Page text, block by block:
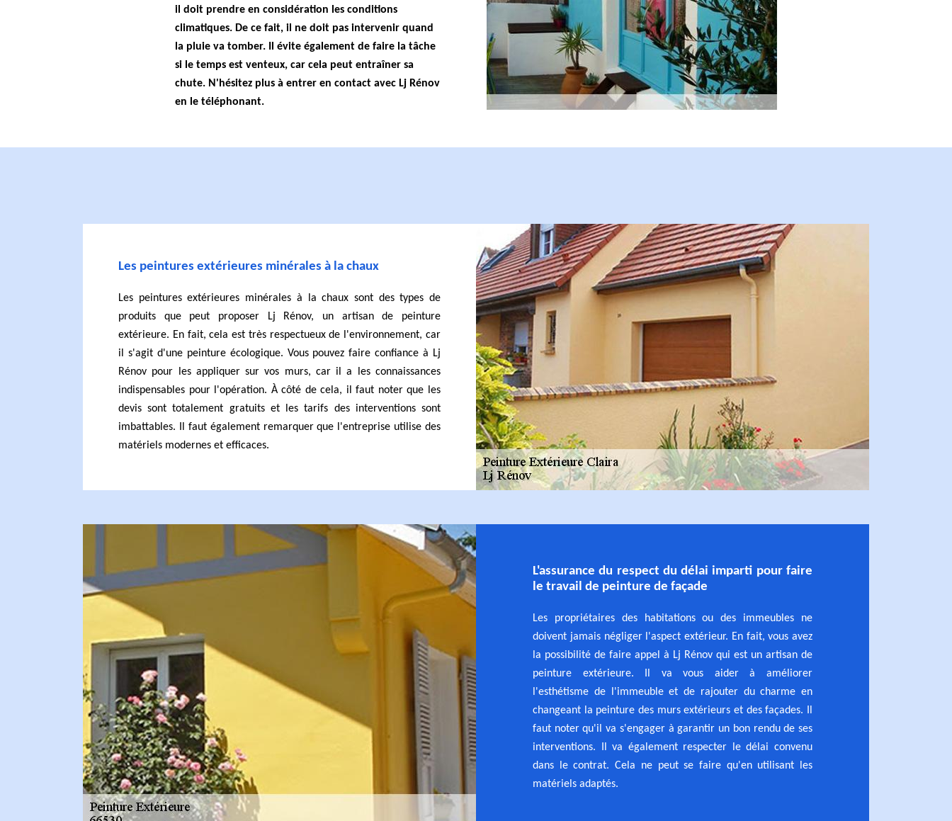
il doit prendre en considération les conditions
climatiques. De ce fait, il ne doit pas intervenir quand
la pluie va tomber. Il évite également de faire la tâche
si le temps est venteux, car cela peut entraîner sa
chute. N'hésitez plus à entrer en contact avec Lj Rénov
en le téléphonant.
Les peintures extérieures minérales à la chaux
Les peintures extérieures minérales à la chaux sont des types de
produits que peut proposer Lj Rénov, un artisan de peinture
extérieure. En fait, cela est très respectueux de l'environnement, car
il s'agit d'une peinture écologique. Vous pouvez faire confiance à Lj
Rénov pour les appliquer sur vos murs, car il a les connaissances
indispensables pour l'opération. À côté de cela, il faut noter que les
devis sont totalement gratuits et les tarifs des interventions sont
imbattables. Il faut également remarquer que l'entreprise utilise des
matériels modernes et efficaces.
L'assurance du respect du délai imparti pour faire
le travail de peinture de façade
Les propriétaires des habitations ou des immeubles ne
doivent jamais négliger l'aspect extérieur. En fait, vous avez
la possibilité de faire appel à Lj Rénov qui est un artisan de
peinture extérieure. Il va vous aider à améliorer
l'esthétisme de l'immeuble et de rajouter du charme en
changeant la peinture des murs extérieurs et des façades. Il
faut noter qu'il va s'engager à garantir un bon rendu de ses
interventions. Il va également respecter le délai convenu
dans le contrat. Cela ne peut se faire qu'en utilisant les
matériels adaptés.